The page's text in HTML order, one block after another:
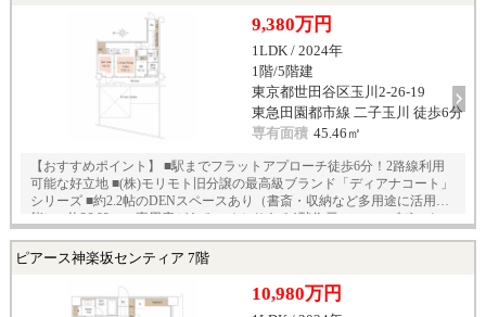
9,380万円
1LDK / 2024年
1階/5階建
東京都世田谷区玉川2-26-19
東急田園都市線 二子玉川 徒歩6分
専有面積 45.46㎡
【おすすめポイント】 ■駅までフラットアプローチ徒歩6分！2路線利用
可能な好立地 ■(株)モリモト旧分譲の最高級ブランド「ディアナコート」
シリーズ ■約2.2帖のDENスペースあり（書斎・収納など多用途に活用可
能） ■約26.92㎡の専用庭がある、ゆとりある1階住戸 ■シューズボック
もたらす開放感ある居室配置 ■下階住戸がないため、生活音を気にせず
ピアース神楽坂センティア 7階
10,980万円